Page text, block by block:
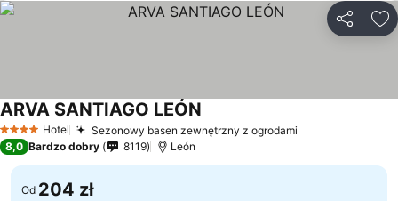
4 KategoriaHotel Sezonowy basen zewnętrzny z ogrodami
ARVA SANTIAGO LEÓN
8,0 Bardzo dobry 8119 León
Od 204 zł